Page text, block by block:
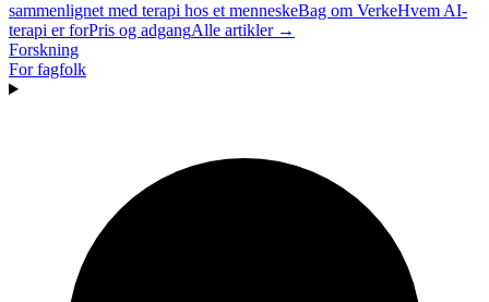
sammenlignet med terapi hos et menneskeBag om VerkeHvem AI-
terapi er forPris og adgangAlle artikler →
Forskning
For fagfolk